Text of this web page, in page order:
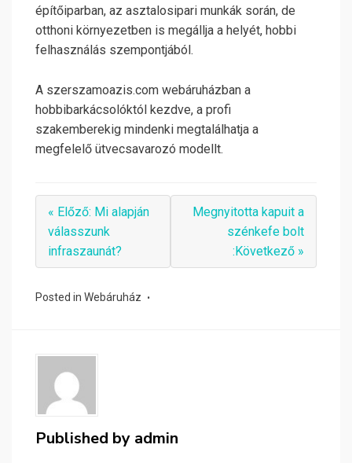
építőiparban, az asztalosipari munkák során, de
otthoni környezetben is megállja a helyét, hobbi
felhasználás szempontjából.
A szerszamoazis.com webáruházban a
hobbibarkácsolóktól kezdve, a profi
szakemberekig mindenki megtalálhatja a
megfelelő ütvecsavarozó modellt.
« Előző: Mi alapján
válasszunk
infraszaunát?
Megnyitotta kapuit a
szénkefe bolt
:Következő »
Posted in Webáruház
Published by admin